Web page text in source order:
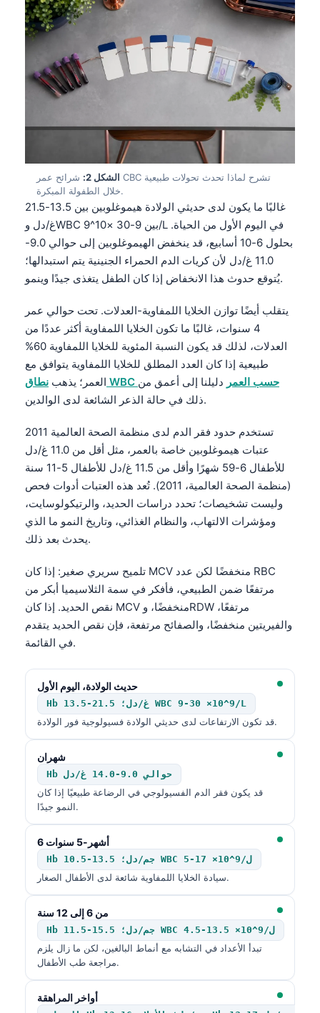
الشكل 2: CBC
خلال الطفولة المبكرة.
غالبًا ما يكون لدى حديثي الولادة هيموغلوبين بين 13.5-21.5
غ/دل وWBC بين 9-30 ×10^9/L في اليوم الأول من الحياة.
بحلول 6-10 أسابيع، قد ينخفض الهيموغلوبين إلى حوالي 9.0-
11.0 غ/دل لأن كريات الدم الحمراء الجنينية يتم استبدالها؛
يُتوقع حدوث هذا الانخفاض إذا كان الطفل يتغذى جيدًا وينمو.
يتقلب أيضًا توازن الخلايا اللمفاوية-العدلات. تحت حوالي عمر
4 سنوات، غالبًا ما تكون الخلايا اللمفاوية أكثر عددًا من
العدلات، لذلك قد يكون النسبة المئوية للخلايا اللمفاوية 60%
طبيعية إذا كان العدد المطلق للخلايا اللمفاوية يتوافق مع
العمر؛ يذهب
نطاق WBC حسب العمر دليلنا إلى أعمق من
ذلك في حالة الذعر الشائعة لدى الوالدين.
تستخدم حدود فقر الدم لدى منظمة الصحة العالمية 2011
عتبات هيموغلوبين خاصة بالعمر، مثل أقل من 11.0 غ/دل
للأطفال 6-59 شهرًا وأقل من 11.5 غ/دل للأطفال 5-11 سنة
(منظمة الصحة العالمية، 2011). تُعد هذه العتبات أدوات فحص
وليست تشخيصات؛ تحدد دراسات الحديد، والرتيكولوسايت،
ومؤشرات الالتهاب، والنظام الغذائي، وتاريخ النمو ما الذي
يحدث بعد ذلك.
تلميح سريري صغير: إذا كان MCV منخفضًا لكن عدد RBC
مرتفعًا ضمن الطبيعي، فأفكر في سمة الثلاسيميا أبكر من
نقص الحديد. إذا كان MCV منخفضًا، وRDW مرتفعًا،
والفيريتين منخفضًا، والصفائح مرتفعة، فإن نقص الحديد يتقدم
في القائمة.
حديث الولادة، اليوم الأول
Hb 13.5-21.5 غ/دل؛ WBC 9-30 ×10^9/L
قد تكون الارتفاعات لدى حديثي الولادة فسيولوجية فور الولادة.
شهران
Hb حوالي 9.0-14.0 غ/دل
قد يكون فقر الدم الفسيولوجي في الرضاعة طبيعيًا إذا كان
النمو جيدًا.
6 أشهر-5 سنوات
Hb 10.5-13.5 جم/دل؛ WBC 5-17 ×10^9/ل
سيادة الخلايا اللمفاوية شائعة لدى الأطفال الصغار.
من 6 إلى 12 سنة
Hb 11.5-15.5 جم/دل؛ WBC 4.5-13.5 ×10^9/ل
تبدأ الأعداد في التشابه مع أنماط البالغين، لكن ما زال يلزم
مراجعة طب الأطفال.
أواخر المراهقة